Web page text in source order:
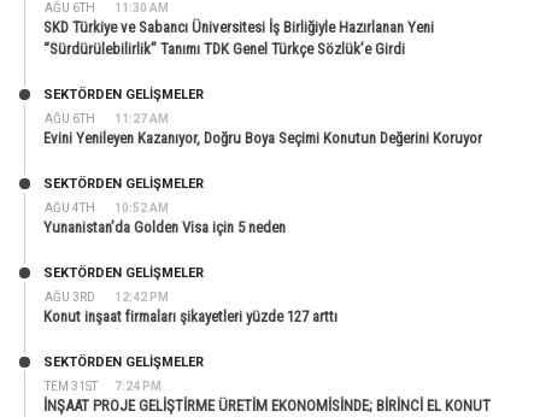
AĞU 6TH 11:30 AM
SKD Türkiye ve Sabancı Üniversitesi İş Birliğiyle Hazırlanan Yeni
“Sürdürülebilirlik” Tanımı TDK Genel Türkçe Sözlük’e Girdi
AĞU 6TH 11:27 AM
SEKTÖRDEN GELIŞMELER
Evini Yenileyen Kazanıyor, Doğru Boya Seçimi Konutun Değerini Koruyor
AĞU 4TH 10:52 AM
SEKTÖRDEN GELIŞMELER
Yunanistan’da Golden Visa için 5 neden
AĞU 3RD 12:42 PM
SEKTÖRDEN GELIŞMELER
Konut inşaat firmaları şikayetleri yüzde 127 arttı
TEM 31ST 7:24 PM
SEKTÖRDEN GELIŞMELER
İNŞAAT PROJE GELİŞTİRME ÜRETİM EKONOMİSİNDE; BİRİNCİ EL KONUT